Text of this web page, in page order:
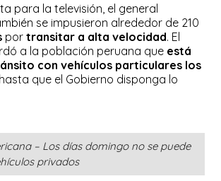
para la televisión, el general
se impusieron alrededor de 210
portransitar a alta velocidad. El
a la población peruana que está
con vehículos particulares los
hasta que el Gobierno disponga lo
– Los días domingo no se puede
privados